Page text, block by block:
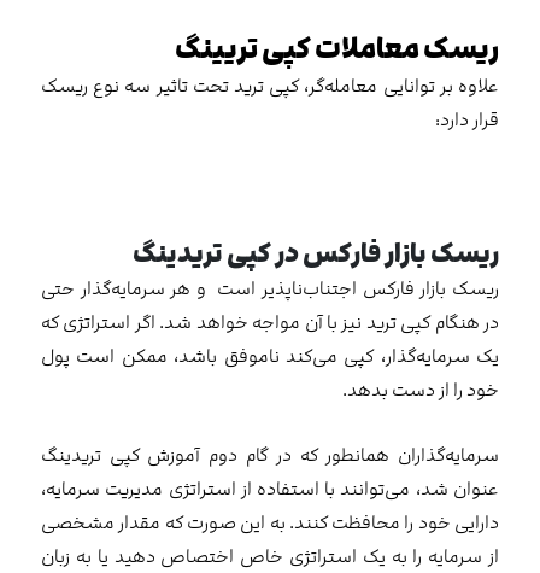
ریسک معاملات کپی تریینگ
علاوه بر توانایی معامله‌گر، کپی ترید تحت تاثیر سه نوع ریسک
قرار دارد:
ریسک بازار فارکس در کپی تریدینگ
ریسک بازار فارکس اجتناب‌ناپذیر است و هر سرمایه‌گذار حتی
در هنگام کپی ترید نیز با آن مواجه خواهد شد. اگر استراتژی که
یک سرمایه‌گذار، کپی می‌کند ناموفق باشد، ممکن است پول
خود را از دست بدهد.
سرمایه‌گذاران همانطور که در گام دوم آموزش کپی تریدینگ
عنوان شد، می‌توانند با استفاده از استراتژی مدیریت سرمایه،
دارایی خود را محافظت کنند. به این صورت که مقدار مشخصی
از سرمایه را به یک استراتژی خاص اختصاص دهید یا به زبان